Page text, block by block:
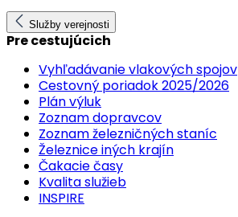
Služby verejnosti
Pre cestujúcich
Vyhľadávanie vlakových spojov
Cestovný poriadok 2025/2026
Plán výluk
Zoznam dopravcov
Zoznam železničných staníc
Železnice iných krajín
Čakacie časy
Kvalita služieb
INSPIRE